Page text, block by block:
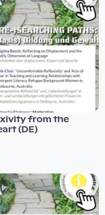
from the
(DE)